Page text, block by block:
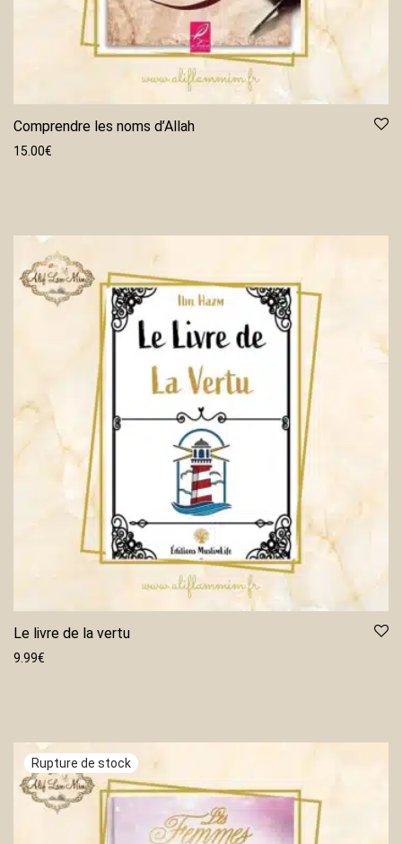
Comprendre les noms d’Allah
15.00€
Le livre de la vertu
9.99€